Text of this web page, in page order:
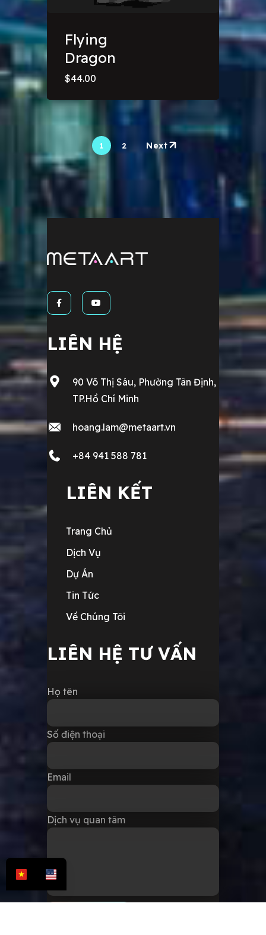
Flying
Dragon
$44.00
1 2 Next
LIÊN HỆ
90 Võ Thị Sáu, Phường Tân Định,
TP.Hồ Chí Minh
hoang.lam@metaart.vn
+84 941 588 781
LIÊN KẾT
Trang Chủ
Dịch Vụ
Dự Án
Tin Tức
Về Chúng Tôi
LIÊN HỆ TƯ VẤN
Họ tên
Số điện thoại
Email
Dịch vụ quan tâm